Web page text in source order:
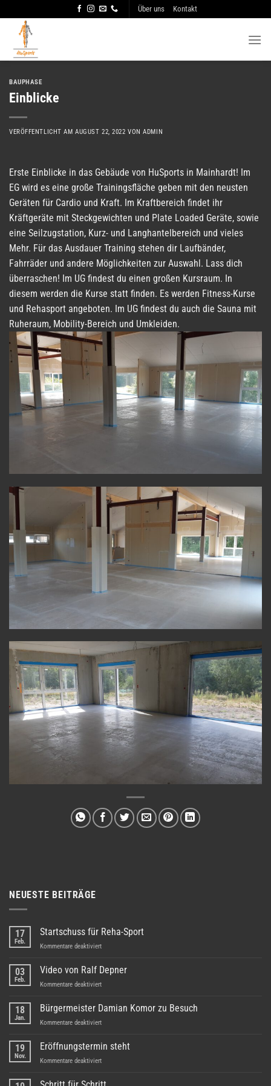
Inhalt
springen
Über uns Kontakt
BAUPHASE
Einblicke
VERÖFFENTLICHT AMAUGUST 22, 2022 VONADMIN
Erste Einblicke in das Gebäude von HuSports in Mainhardt! Im
EG wird es eine große Trainingsfläche geben mit den neusten
Geräten für Cardio und Kraft. Im Kraftbereich findet ihr
Kräftgeräte mit Steckgewichten und Plate Loaded Geräte, sowie
eine Seilzugstation, Kurz- und Langhantelbereich und vieles
Mehr. Für das Ausdauer Training stehen dir Laufbänder,
Fahrräder und andere Möglichkeiten zur Auswahl. Lass dich
überraschen! Im UG findest du einen großen Kursraum. In
diesem werden die Kurse statt finden. Es werden Fitness-Kurse
und Rehasport angeboten. Im UG findest du auch die Sauna mit
Ruheraum, Mobility-Bereich und Umkleiden.
NEUESTE BEITRÄGE
17
Feb.
Startschuss für Reha-Sport
Kommentare deaktiviertfür
für
Reha-
Sport
03
Feb.
Video von Ralf Depner
Kommentare deaktiviertfür
von
Depner
18
Jan.
Bürgermeister Damian Komor zu Besuch
Kommentare deaktiviertfür
Damian
zu
19
Nov.
Eröffnungstermin steht
Kommentare deaktiviertfür
steht